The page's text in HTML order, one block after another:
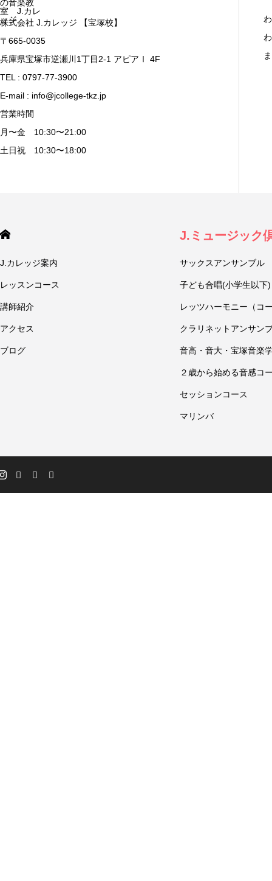
株式会社 J.カレッジ 【宝塚校】
〒665-0035
兵庫県宝塚市逆瀬川1丁目2-1 アピアⅠ 4F
TEL : 0797-77-3900
E-mail : info@jcollege-tkz.jp
営業時間
月〜金 10:30〜21:00
土日祝 10:30〜18:00
J.カレッジ案内
レッスンコース
講師紹介
アクセス
ブログ
J.ミュージック
サックスアンサンブル
子ども合唱(小学生以下)
レッツハーモニー（コ
クラリネットアンサン
音高・音大・宝塚音楽
２歳から始める音感コ
セッションコース
マリンバ